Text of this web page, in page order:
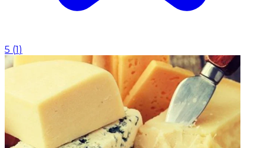
5 (1 )